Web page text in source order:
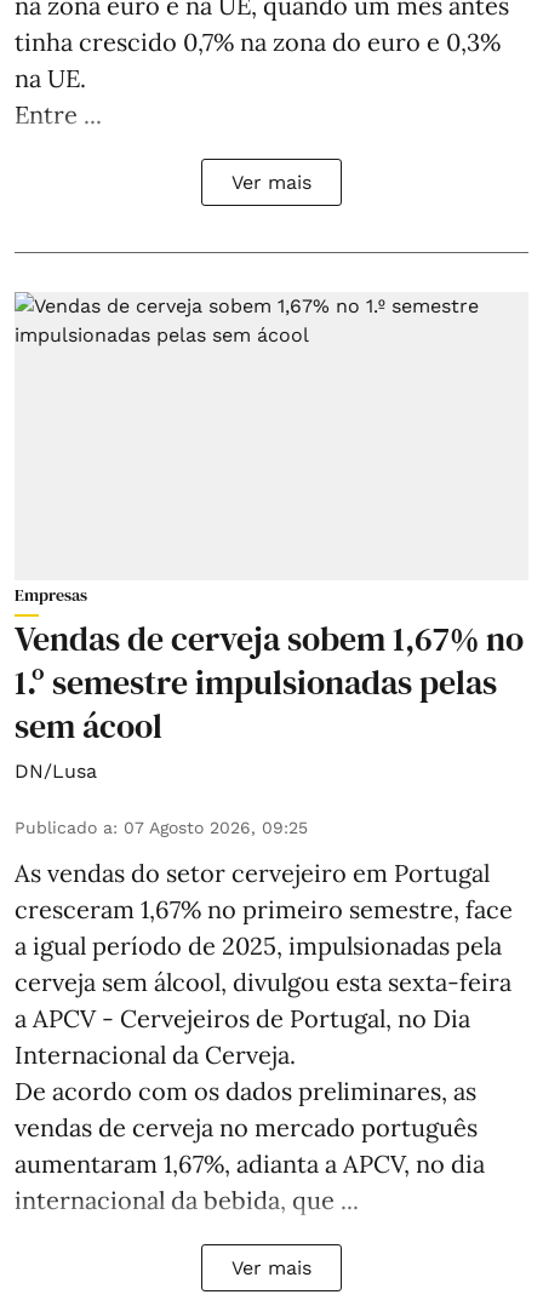
tinha crescido 0,7% na zona do euro e 0,3%
na UE.
Entre ...
Ver mais
Empresas
Vendas de cerveja sobem 1,67% no
1.º semestre impulsionadas pelas
sem ácool
DN/Lusa
Publicado a: 07 Agosto 2026, 09:25
As vendas do setor cervejeiro em Portugal
cresceram 1,67% no primeiro semestre, face
a igual período de 2025, impulsionadas pela
cerveja sem álcool, divulgou esta sexta-feira
a APCV - Cervejeiros de Portugal, no Dia
Internacional da Cerveja.
De acordo com os dados preliminares, as
vendas de cerveja no mercado português
aumentaram 1,67%, adianta a APCV, no dia
internacional da bebida, que ...
Ver mais